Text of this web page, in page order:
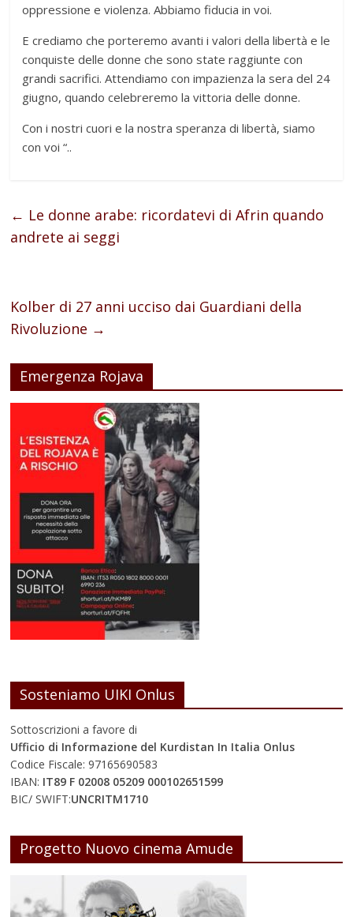
oppressione e violenza. Abbiamo fiducia in voi.
E crediamo che porteremo avanti i valori della libertà e le
conquiste delle donne che sono state raggiunte con
grandi sacrifici. Attendiamo con impazienza la sera del 24
giugno, quando celebreremo la vittoria delle donne.
Con i nostri cuori e la nostra speranza di libertà, siamo
con voi “..
← Le donne arabe: ricordatevi di Afrin quando
andrete ai seggi
Kolber di 27 anni ucciso dai Guardiani della
Rivoluzione →
Emergenza Rojava
Sosteniamo UIKI Onlus
Sottoscrizioni a favore di
Ufficio di Informazione del Kurdistan In Italia Onlus
Codice Fiscale: 97165690583
IBAN: IT89 F 02008 05209 000102651599
BIC/ SWIFT:UNCRITM1710
Progetto Nuovo cinema Amude